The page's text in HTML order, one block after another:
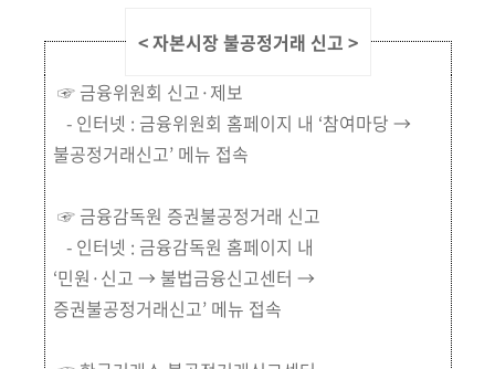
< 자본시장 불공정거래 신고 >
☞ 금융위원회 신고·제보
- 인터넷 : 금융위원회 홈페이지 내 ‘참여마당 →
불공정거래신고’ 메뉴 접속
☞ 금융감독원 증권불공정거래 신고
- 인터넷 : 금융감독원 홈페이지 내
‘민원·신고 → 불법금융신고센터 →
증권불공정거래신고’ 메뉴 접속